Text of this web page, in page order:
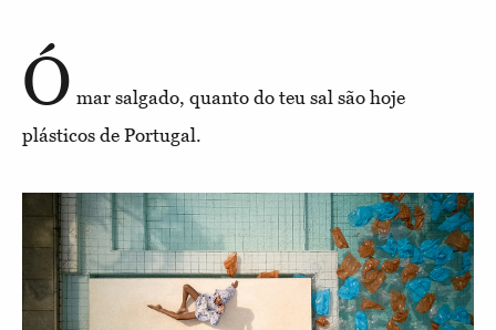
Ó mar salgado, quanto do teu sal são hoje
plásticos de Portugal.